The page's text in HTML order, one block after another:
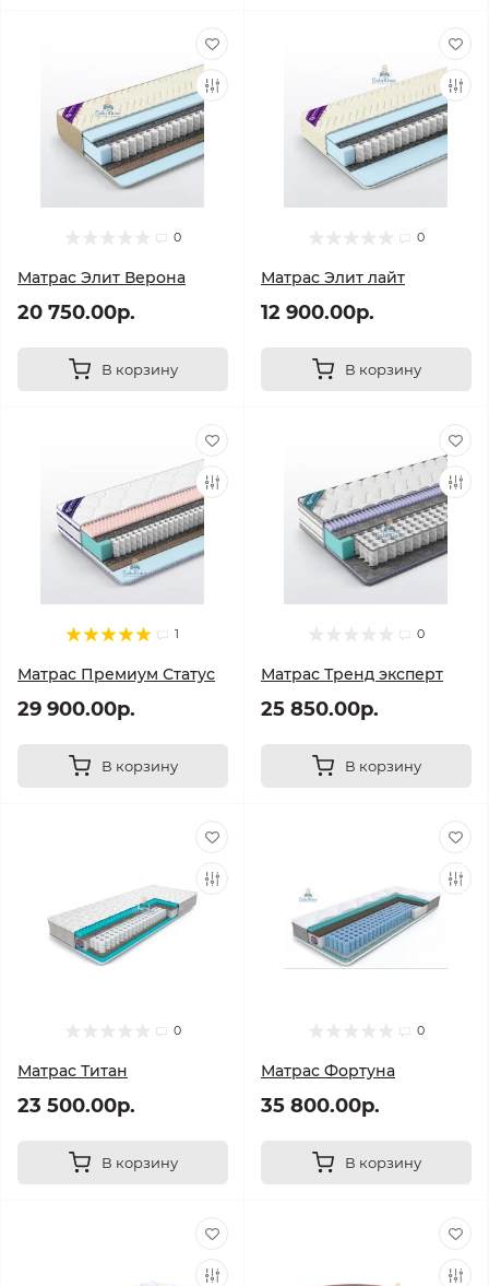
0
Матрас Элит Верона
20 750.00р.
В корзину
0
Матрас Элит лайт
12 900.00р.
В корзину
1
Матрас Премиум Статус
29 900.00р.
В корзину
0
Матрас Тренд эксперт
25 850.00р.
В корзину
0
Матрас Титан
23 500.00р.
В корзину
0
Матрас Фортуна
35 800.00р.
В корзину